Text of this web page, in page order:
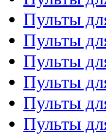
Пульты
Пульты
Пульты
Пульты
Пульты
Пульты